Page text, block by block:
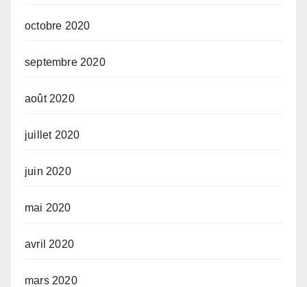
octobre 2020
septembre 2020
août 2020
juillet 2020
juin 2020
mai 2020
avril 2020
mars 2020